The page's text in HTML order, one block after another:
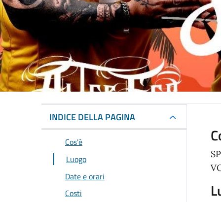
INDICE DELLA PAGINA
Cos'è
Luogo
Date e orari
Costi